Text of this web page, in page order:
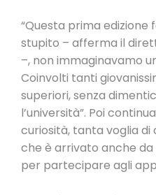
“Questa prima
stupito – afferma il
–, non immaginavamo
Coinvolti tanti
superiori, senza
l’università”. Poi
curiosità, tanta voglia di
che è arrivato anche
per partecipare agli